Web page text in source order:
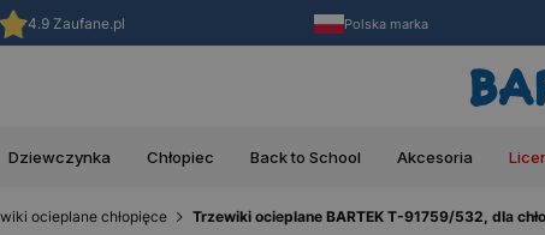
4.9 Zaufane.pl Polska marka
Dziewczynka Chłopiec Back to School Akcesoria
ocieplane chłopięce Trzewiki ocieplane BARTEK T-91759/532, dla